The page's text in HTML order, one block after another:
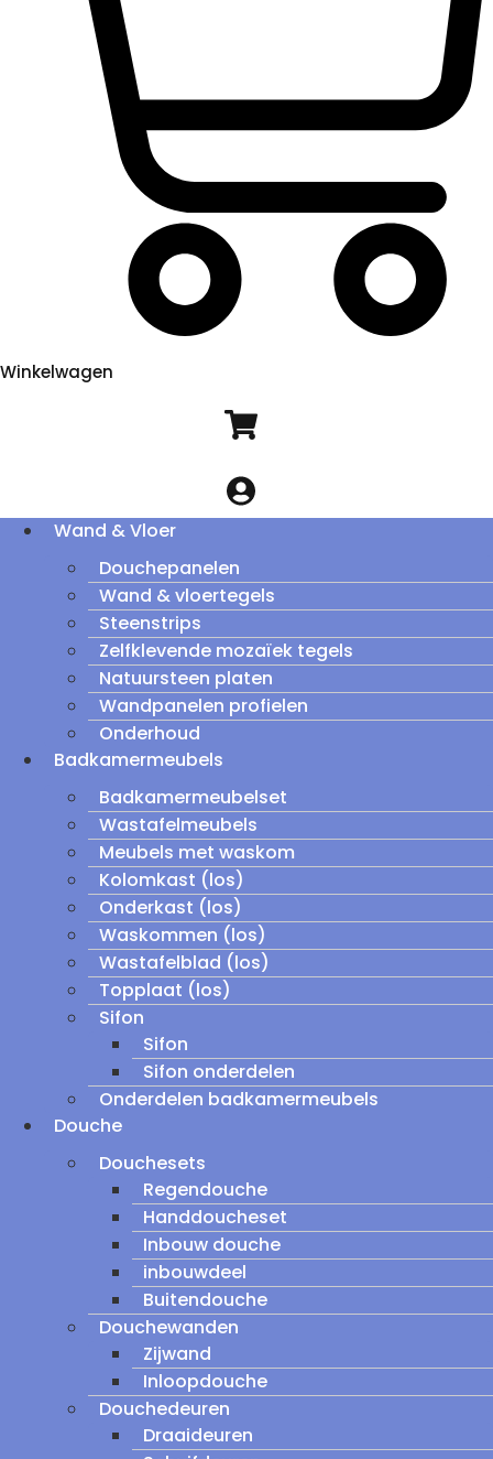
Winkelwagen
Wand & Vloer
Douchepanelen
Wand & vloertegels
Steenstrips
Zelfklevende mozaïek tegels
Natuursteen platen
Wandpanelen profielen
Onderhoud
Badkamermeubels
Badkamermeubelset
Wastafelmeubels
Meubels met waskom
Kolomkast (los)
Onderkast (los)
Waskommen (los)
Wastafelblad (los)
Topplaat (los)
Sifon
Sifon
Sifon onderdelen
Onderdelen badkamermeubels
Douche
Douchesets
Regendouche
Handdoucheset
Inbouw douche
inbouwdeel
Buitendouche
Douchewanden
Zijwand
Inloopdouche
Douchedeuren
Draaideuren